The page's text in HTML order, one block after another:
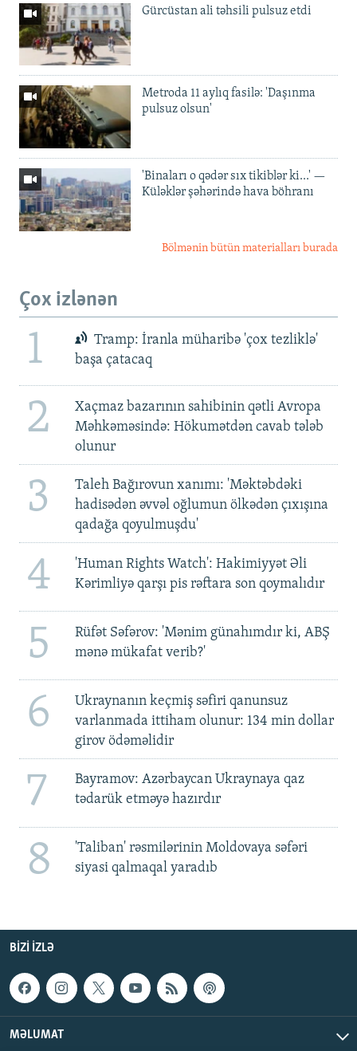
Gürcüstan ali təhsili pulsuz etdi
Metroda 11 aylıq fasilə: 'Daşınma
pulsuz olsun'
'Binaları o qədər sıx tikiblər ki...' —
Küləklər şəhərində hava böhranı
Bölmənin bütün materialları burada
Çox izlənən
1
Tramp: İranla müharibə 'çox tezliklə'
başa çatacaq
2
Xaçmaz bazarının sahibinin qətli Avropa
Məhkəməsində: Hökumətdən cavab tələb
olunur
3
Taleh Bağırovun xanımı: 'Məktəbdəki
hadisədən əvvəl oğlumun ölkədən çıxışına
qadağa qoyulmuşdu'
4
'Human Rights Watch': Hakimiyyət Əli
Kərimliyə qarşı pis rəftara son qoymalıdır
5
Rüfət Səfərov: 'Mənim günahımdır ki, ABŞ
mənə mükafat verib?'
6
Ukraynanın keçmiş səfiri qanunsuz
varlanmada ittiham olunur: 134 min dollar
girov ödəməlidir
7
Bayramov: Azərbaycan Ukraynaya qaz
tədarük etməyə hazırdır
8
'Taliban' rəsmilərinin Moldovaya səfəri
siyasi qalmaqal yaradıb
BIZI IZLƏ
MƏLUMAT